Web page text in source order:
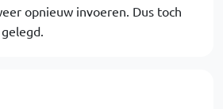
opnieuw invoeren. Dus toch